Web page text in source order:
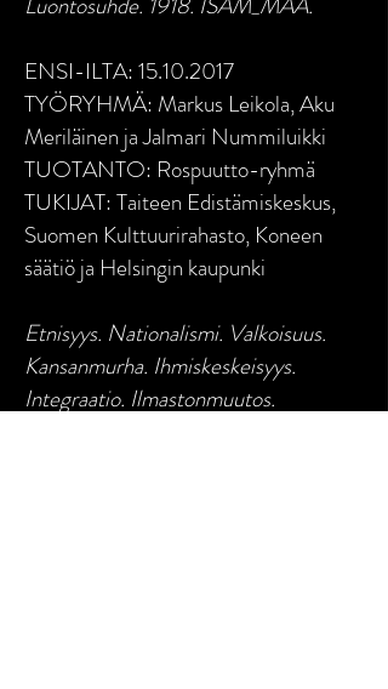
ENSI-ILTA:15.10.2017
TYÖRYHMÄ: Markus Leikola, Aku
Meriläinen ja Jalmari Nummiluikki
TUOTANTO: Rospuutto-ryhmä
TUKIJAT: Taiteen Edistämiskeskus,
Suomen Kulttuurirahasto, Koneen
säätiö ja Helsingin kaupunki
Etnisyys. Nationalismi. Valkoisuus.
Kansanmurha. Ihmiskeskeisyys.
Integraatio. Ilmastonmuutos.